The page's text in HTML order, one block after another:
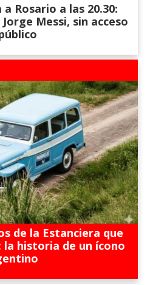
Rosario a las 20.30:
Messi, sin acceso
de la Estanciera que
la historia de un ícono